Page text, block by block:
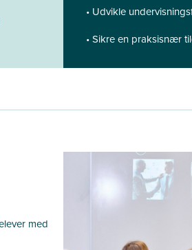
• Udvikle
• Sikre en praksisnær
med